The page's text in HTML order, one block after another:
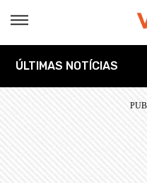
ÚLTIMAS NOTÍCIAS